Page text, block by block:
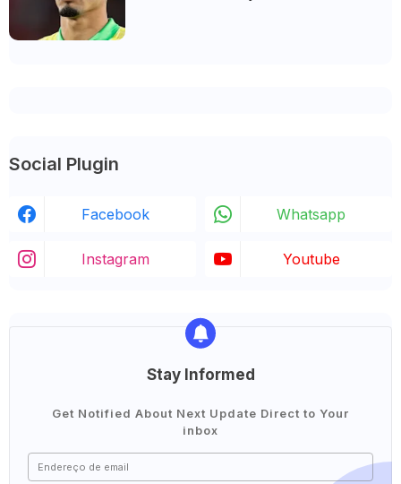
Social Plugin
Facebook Whatsapp
Instagram Youtube
Stay Informed
Get Notified About Next Update Direct to Your
inbox